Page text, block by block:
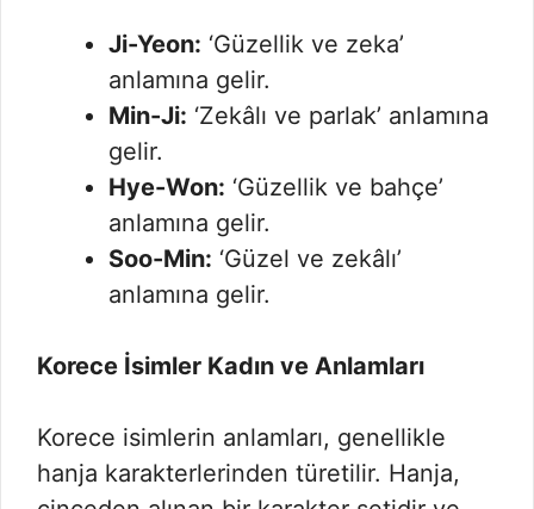
Ji-Yeon: ‘Güzellik ve zeka’
anlamına gelir.
Min-Ji: ‘Zekâlı ve parlak’ anlamına
gelir.
Hye-Won: ‘Güzellik ve bahçe’
anlamına gelir.
Soo-Min: ‘Güzel ve zekâlı’
anlamına gelir.
Korece İsimler Kadın ve Anlamları
Korece isimlerin anlamları, genellikle
hanja karakterlerinden türetilir. Hanja,